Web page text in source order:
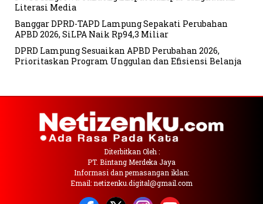
Literasi Media
Banggar DPRD-TAPD Lampung Sepakati Perubahan
APBD 2026, SiLPA Naik Rp94,3 Miliar
DPRD Lampung Sesuaikan APBD Perubahan 2026,
Prioritaskan Program Unggulan dan Efisiensi Belanja
Diterbitkan Oleh :
PT. Bintang Merdeka Jaya
Informasi dan pemasangan iklan:
Email: netizenku.digital@gmail.com